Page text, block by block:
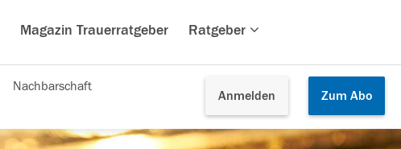
Magazin Trauerratgeber Ratgeber
Anmelden Zum Abo
Nachbarschaft